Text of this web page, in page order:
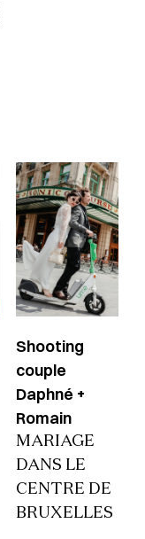
Shooting
couple
Daphné +
Romain
MARIAGE
DANS LE
CENTRE DE
BRUXELLES